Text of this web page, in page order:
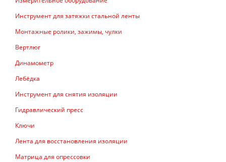
Инструмент для затяжки стальной ленты
Монтажные ролики, зажимы, чулки
Вертлюг
Динамометр
Лебёдка
Инструмент для снятия изоляции
Гидравлический пресс
Ключи
Лента для восстановления изоляции
Матрица для опрессовки